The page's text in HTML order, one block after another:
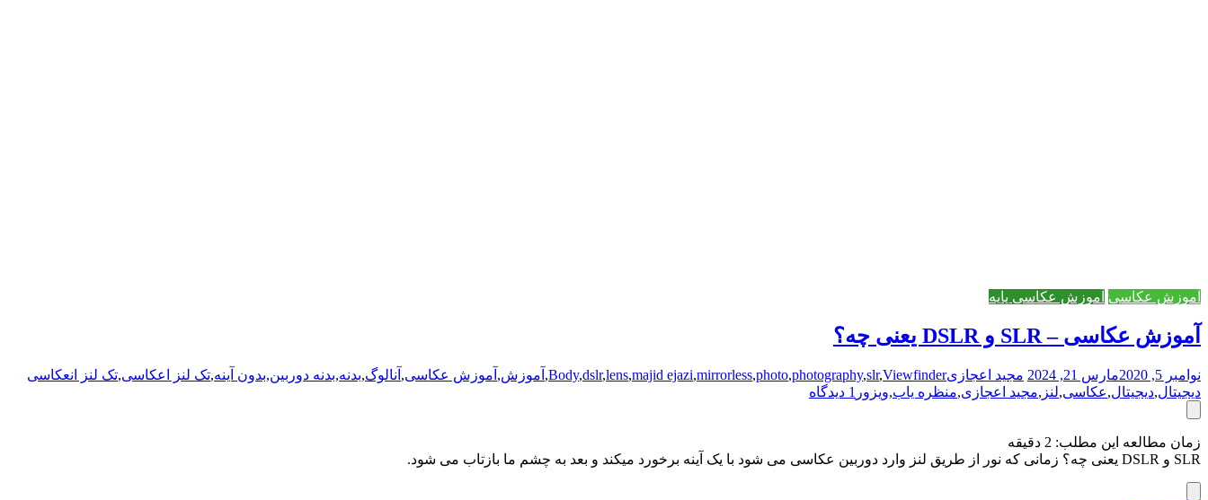
آموزش عکاسی آموزش عکاسی پایه
آموزش عکاسی – SLR و DSLR یعنی چه؟
نوامبر 5, 2020 مارس 21, 2024 مجید اعجازی Body,dslr,lens,majid ejazi,mirrorless,photo,photography,slr,Viewfinder
, آموزش, آموزش عکاسی, آنالوگ,بدنه,بدنه دوربین,بدون آینه,تک لنز اعکاسی,تک لنز انعکاسی
دیجیتال,دیجیتال,عکاسی,لنز ,مجید اعجازی,منظره یاب,ویزور 1 دیدگاه
زمان مطالعه این مطلب: 2 دقیقه
SLR و DSLR یعنی چه؟ زمانی که نور از طریق لنز وارد دوربین عکاسی می شود با یک آینه برخورد میکند و بعد به چشم ما بازتاب می شود.